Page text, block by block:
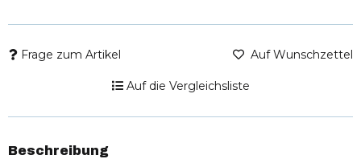
Frage zum Artikel Auf Wunschzettel
Auf die Vergleichsliste
Beschreibung